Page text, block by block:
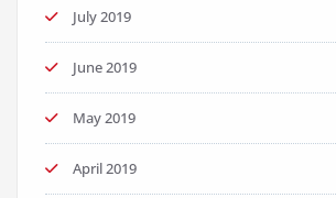
July 2019
June 2019
May 2019
April 2019